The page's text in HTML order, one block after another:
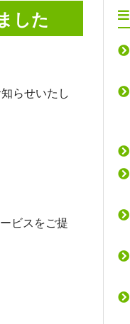
した
らせいたし
ビスをご提